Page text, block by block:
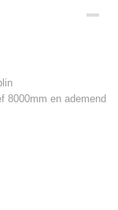
8000mm en ademend